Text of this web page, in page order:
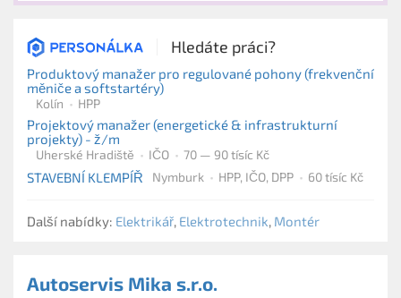
výkon strážní služby v průmyslových, hospodářských,
areálech, úřadech a institucích
bezpečnostní analýza v oblasti ochrany majetku a
osob včetně následné eliminace rizik na zbytkovou
úroveň
bezpečnostní prohlídky prostor a objektů
PCO - pult centralizované ochrany
ostraha při přepravě peněz, cenností či jiného
zajištění osobní ochrany a vymezených zájmů
Hledáte práci?
Produktový manažer pro regulované pohony (frekvenční
měniče a softstartéry)
Kolín HPP
Projektový manažer (energetické & infrastrukturní
projekty) - ž/m
Uherské Hradiště IČO 70 — 90 tísíc Kč
STAVEBNÍ KLEMPÍŘ Nymburk HPP, IČO, DPP 60 tísíc Kč
Další nabídky: Elektrikář, Elektrotechnik, Montér
Autoservis Mika s.r.o.